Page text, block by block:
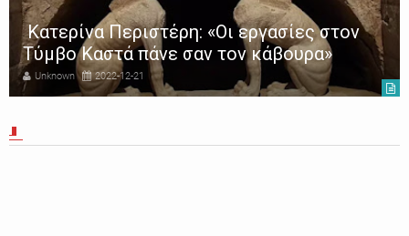
Κατερίνα Περιστέρη: «Οι εργασίες στον
Τύμβο Καστά πάνε σαν τον κάβουρα»
Unknown 2022-12-21